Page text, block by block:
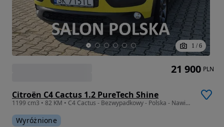
1 / 6
Citroën C4 Cactus 1.2 PureTech Shine
1199 cm3 • 82 KM • C4 Cactus - Bezwypadkowy - Polska - Nawigacja
Wyróżnione
21 900 PLN